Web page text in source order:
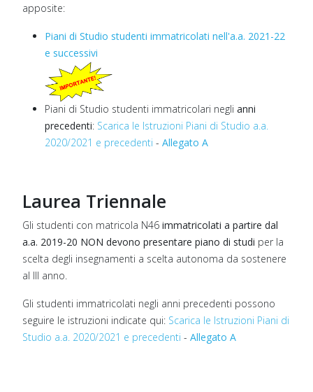
apposite:
Piani di Studio studenti immatricolati nell'a.a. 2021-22
e successivi
Piani di Studio studenti immatricolari negli anni
precedenti: Scarica le Istruzioni Piani di Studio a.a.
2020/2021 e precedenti - Allegato A
Laurea Triennale
Gli studenti con matricola N46 immatricolati a partire dal
a.a. 2019-20 NON devono presentare piano di studi per la
scelta degli insegnamenti a scelta autonoma da sostenere
al III anno.
Gli studenti immatricolati negli anni precedenti possono
seguire le istruzioni indicate qui: Scarica le Istruzioni Piani di
Studio a.a. 2020/2021 e precedenti - Allegato A